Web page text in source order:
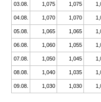
03.08. 1,075 1,075
04.08. 1,070 1,070
05.08. 1,065 1,065
06.08. 1,060 1,055
07.08. 1,050 1,045
08.08. 1,040 1,035
09.08. 1,030 1,030